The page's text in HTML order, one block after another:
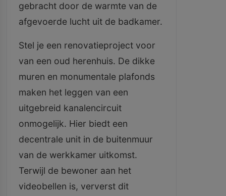
gebracht door de warmte van de
afgevoerde lucht uit de badkamer.
Stel je een renovatieproject voor
van een oud herenhuis. De dikke
muren en monumentale plafonds
maken het leggen van een
uitgebreid kanalencircuit
onmogelijk. Hier biedt een
decentrale unit in de buitenmuur
van de werkkamer uitkomst.
Terwijl de bewoner aan het
videobellen is, ververst dit